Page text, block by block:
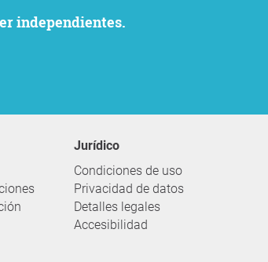
independientes.
Jurídico
Condiciones de uso
Privacidad de datos
Detalles legales
Accesibilidad